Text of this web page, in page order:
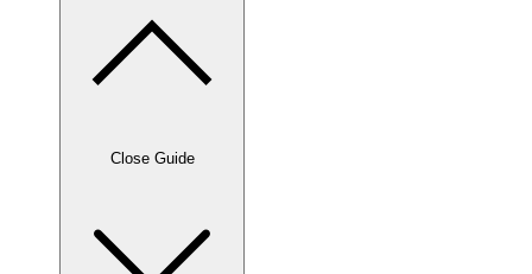
Close Guide